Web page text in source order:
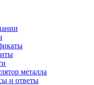
металла
и ответы